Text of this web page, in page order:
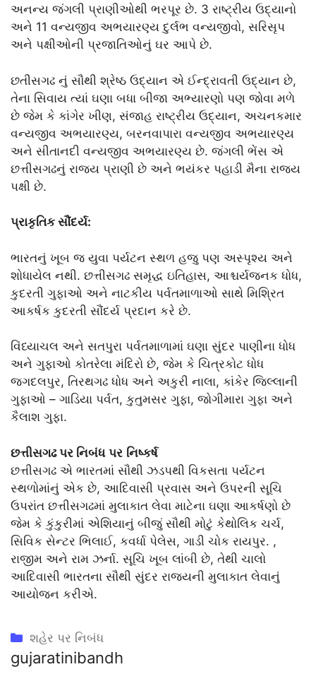
અનન્ય જંગલી પ્રાણીઓથી ભરપૂર છે. 3 રાષ્ટ્રીય ઉદ્યાનો
અને 11 વન્યજીવ અભયારણ્ય દુર્લભ વન્યજીવો, સરિસૃપ
અને પક્ષીઓની પ્રજાતિઓનું ઘર આપે છે.
છતીસગઢ નું સૌથી શ્રેષ્ઠ ઉદ્યાન એ ઈન્દ્રાવતી ઉદ્યાન છે,
તેના સિવાય ત્યાં ઘણા બધા બીજા અભ્યારણો પણ જોવા મળે
છે જેમ કે કાંગેર ખીણ, સંજાહ રાષ્ટ્રીય ઉદ્યાન, અચનકમાર
વન્યજીવ અભયારણ્ય, બરનવાપારા વન્યજીવ અભયારણ્ય
અને સીતાનદી વન્યજીવ અભયારણ્ય છે. જંગલી ભેંસ એ
છત્તીસગઢનું રાજ્ય પ્રાણી છે અને ભયંકર પહાડી મૈના રાજ્ય
પક્ષી છે.
પ્રાકૃતિક સૌંદર્ય:
ભારતનું ખૂબ જ યુવા પર્યટન સ્થળ હજુ પણ અસ્પૃશ્ય અને
શોધાયેલ નથી. છત્તીસગઢ સમૃદ્ધ ઇતિહાસ, આશ્ચર્યજનક ધોધ,
કુદરતી ગુફાઓ અને નાટકીય પર્વતમાળાઓ સાથે મિશ્રિત
આકર્ષક કુદરતી સૌંદર્ય પ્રદાન કરે છે.
વિંધ્યાચલ અને સતપુરા પર્વતમાળામાં ઘણા સુંદર પાણીના ધોધ
અને ગુફાઓ કોતરેલા મંદિરો છે, જેમ કે ચિત્રકોટ ધોધ
જગદલપુર, તિરથગઢ ધોધ અને અકુરી નાલા, કાંકેર જિલ્લાની
ગુફાઓ – ગાડિયા પર્વત, કુતુમસર ગુફા, જોગીમારા ગુફા અને
કૈલાશ ગુફા.
છત્તીસગઢ પર નિબંધ પર નિષ્કર્ષ
છત્તીસગઢ એ ભારતમાં સૌથી ઝડપથી વિકસતા પર્યટન
સ્થળોમાંનું એક છે, આદિવાસી પ્રવાસ અને ઉપરની સૂચિ
ઉપરાંત છત્તીસગઢમાં મુલાકાત લેવા માટેના ઘણા આકર્ષણો છે
જેમ કે કુંકુરીમાં એશિયાનું બીજું સૌથી મોટું કેથોલિક ચર્ચ,
સિવિક સેન્ટર ભિલાઈ, કવર્ધા પેલેસ, ગાડી ચોક રાયપુર. ,
રાજીમ અને રામ ઝર્ના. સૂચિ ખૂબ લાંબી છે, તેથી ચાલો
આદિવાસી ભારતના સૌથી સુંદર રાજ્યની મુલાકાત લેવાનું
આયોજન કરીએ.
Categories
શહેર પર નિબંધ
gujaratinibandh